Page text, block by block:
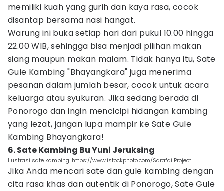
memiliki kuah yang gurih dan kaya rasa, cocok
disantap bersama nasi hangat.
Warung ini buka setiap hari dari pukul 10.00 hingga
22.00 WIB, sehingga bisa menjadi pilihan makan
siang maupun makan malam. Tidak hanya itu, Sate
Gule Kambing "Bhayangkara" juga menerima
pesanan dalam jumlah besar, cocok untuk acara
keluarga atau syukuran. Jika sedang berada di
Ponorogo dan ingin mencicipi hidangan kambing
yang lezat, jangan lupa mampir ke Sate Gule
Kambing Bhayangkara!
6. Sate Kambing Bu Yuni Jeruksing
Ilustrasi sate kambing. https://www.istockphoto.com/SarafailProject
Jika Anda mencari sate dan gule kambing dengan
cita rasa khas dan autentik di Ponorogo, Sate Gule